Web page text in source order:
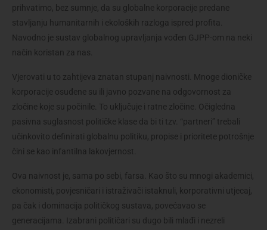
prihvatimo, bez sumnje, da su globalne korporacije predane
stavljanju humanitarnih i ekoloških razloga ispred profita.
Navodno je sustav globalnog upravljanja vođen GJPP-om na neki
način koristan za nas.
Vjerovati u to zahtijeva znatan stupanj naivnosti. Mnoge dioničke
korporacije osuđene su ili javno pozvane na odgovornost za
zločine koje su počinile. To uključuje i ratne zločine. Očigledna
pasivna suglasnost političke klase da bi ti tzv. “partneri” trebali
učinkovito definirati globalnu politiku, propise i prioritete potrošnje
čini se kao infantilna lakovjernost.
Ova naivnost je, sama po sebi, farsa. Kao što su mnogi akademici,
ekonomisti, povjesničari i istraživači istaknuli, korporativni utjecaj,
pa čak i dominacija političkog sustava, povećavao se
generacijama. Izabrani političari su dugo bili mlađi i nezreli